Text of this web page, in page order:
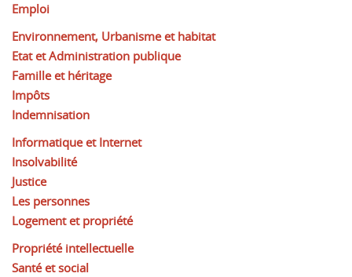
Emploi
Environnement, Urbanisme et habitat
Etat et Administration publique
Famille et héritage
Impôts
Indemnisation
Informatique et Internet
Insolvabilité
Justice
Les personnes
Logement et propriété
Propriété intellectuelle
Santé et social